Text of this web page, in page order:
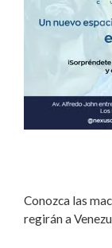
Conozca las
regirán a